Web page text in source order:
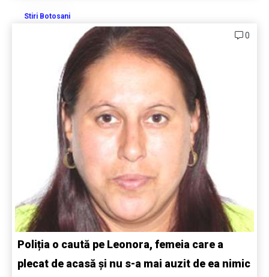
Stiri Botosani
0
Poliția o caută pe Leonora, femeia care a
plecat de acasă și nu s-a mai auzit de ea nimic